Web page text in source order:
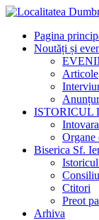
Pagina
Noutăți și
Articole
ISTORICUL
Organe
Biserica Sf.
Ctitori
Preot
Arhiva